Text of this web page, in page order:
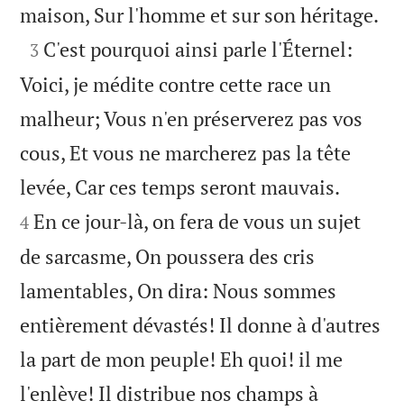
maison, Sur l'homme et sur son héritage.

3 C'est pourquoi ainsi parle l'Éternel:
Voici, je médite contre cette race un
malheur; Vous n'en préserverez pas vos
cous, Et vous ne marcherez pas la tête
levée, Car ces temps seront mauvais.
4 En ce jour-là, on fera de vous un sujet
de sarcasme, On poussera des cris
lamentables, On dira: Nous sommes
entièrement dévastés! Il donne à d'autres
la part de mon peuple! Eh quoi! il me
l'enlève! Il distribue nos champs à